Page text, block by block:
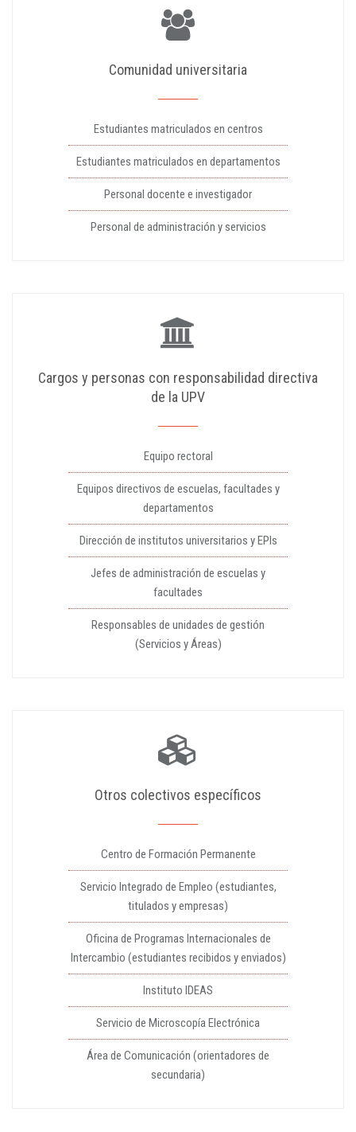
Comunidad universitaria
Estudiantes matriculados en centros
Estudiantes matriculados en departamentos
Personal docente e investigador
Personal de administración y servicios
Cargos y personas con responsabilidad directiva
de la UPV
Equipo rectoral
Equipos directivos de escuelas, facultades y
departamentos
Dirección de institutos universitarios y EPIs
Jefes de administración de escuelas y
facultades
Responsables de unidades de gestión
(Servicios y Áreas)
Otros colectivos específicos
Centro de Formación Permanente
Servicio Integrado de Empleo (estudiantes,
titulados y empresas)
Oficina de Programas Internacionales de
Intercambio (estudiantes recibidos y enviados)
Instituto IDEAS
Servicio de Microscopía Electrónica
Área de Comunicación (orientadores de
secundaria)